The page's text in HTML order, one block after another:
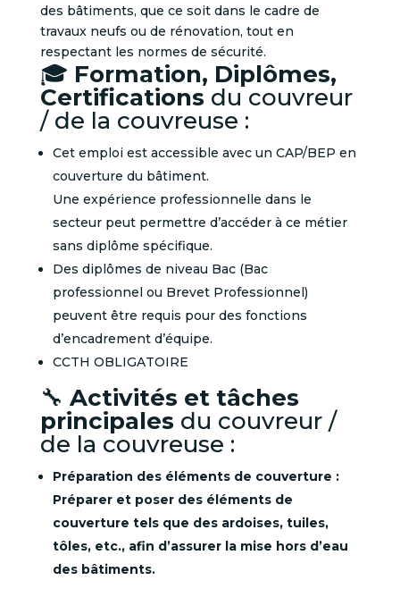
des bâtiments, que ce soit dans le cadre de
travaux neufs ou de rénovation, tout en
respectant les normes de sécurité.
🎓 Formation, Diplômes,
Certifications du couvreur
/ de la couvreuse :
Cet emploi est accessible avec un CAP/BEP en
couverture du bâtiment.
Une expérience professionnelle dans le
secteur peut permettre d’accéder à ce métier
sans diplôme spécifique.
Des diplômes de niveau Bac (Bac
professionnel ou Brevet Professionnel)
peuvent être requis pour des fonctions
d’encadrement d’équipe.
CCTH OBLIGATOIRE
🔧 Activités et tâches
principales du couvreur /
de la couvreuse :
Préparation des éléments de couverture :
Préparer et poser des éléments de
couverture tels que des ardoises, tuiles,
tôles, etc., afin d’assurer la mise hors d’eau
des bâtiments.